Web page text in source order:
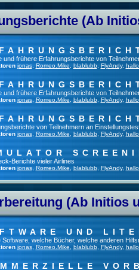
(Ab
und frühere Erfahrungsberichte von
jonas, Romeo.Mike blablubb, FlyAndy,
und frühere Erfahrungsberichte von
jonas, Romeo.Mike, blablubb, FlyAndy,
von Teilnehmern an
jonas, Romeo.Mike blablubb, FlyAndy,
Berichte vieler Airlines
jonas, Romeo.Mike, blablubb, FlyAndy,
(Ab Initios
UND
Software, welche Bücher, welche anderen
jonas, Romeo.Mike blablubb, FlyAndy,